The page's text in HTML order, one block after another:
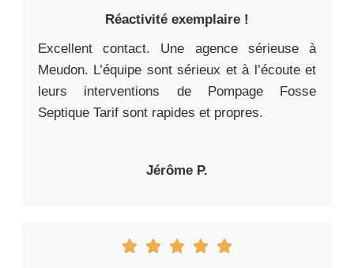
Réactivité exemplaire !
Excellent contact. Une agence sérieuse à
Meudon. L’équipe sont sérieux et à l’écoute et
leurs interventions de Pompage Fosse
Septique Tarif sont rapides et propres.
Jérôme P.